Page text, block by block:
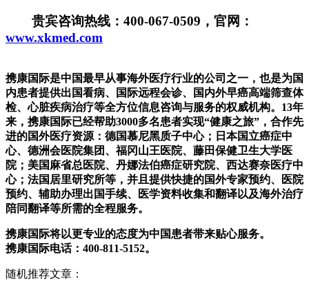
贵宾咨询热线：400-067-0509，官网：
www.xkmed.com
携康国际是中国最早从事海外医疗行业的公司之一，也是为国
内患者提供出国看病、国际远程会诊、国内外早癌高端筛查体
检、心脏疾病治疗等全方位信息咨询与服务的权威机构。13年
来，携康国际已经帮助3000多名患者实现“健康之旅”，合作先
进的国外医疗资源：德国慕尼黑质子中心；日本国立癌症中
心、德洲会医院集团、福冈山王医院、藤田保健卫生大学医
院；美国麻省总医院、丹娜法伯癌症研究院、西达赛奈医疗中
心；法国居里研究所等，并且提供快捷的国外专家预约、医院
预约、辅助办理出国手续、医学资料收集和翻译以及海外治疗
陪同翻译等所需的全程服务。
携康国际将以更专业的态度为中国患者带来贴心服务。
携康国际电话：400-811-5152。
随机推荐文章：